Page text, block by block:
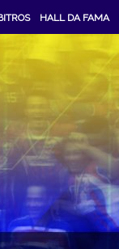
HALL DA FAMA